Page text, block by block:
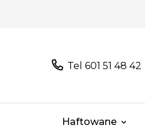
Tel 601 51 48 42
Haftowane